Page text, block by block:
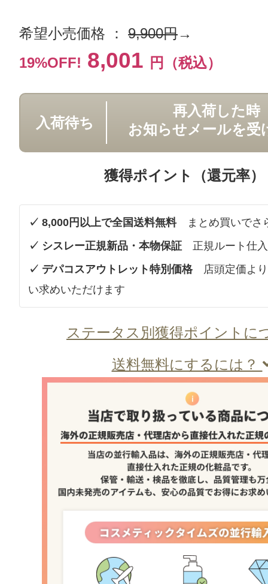
希望小売価格 ： 9,900円→
19%OFF! 8,001 円（税込）
入荷待ち
再入荷した時
お知らせメールを受
獲得ポイント（還元率）
✓ 8,000円以上で全国送料無料まとめ買いでさ
✓ シスレー正規新品・本物保証 正規ルート仕
✓ デパコスアウトレット特別価格店頭定価より
い求めいただけます
ステータス別獲得ポイントに
送料無料にするには？